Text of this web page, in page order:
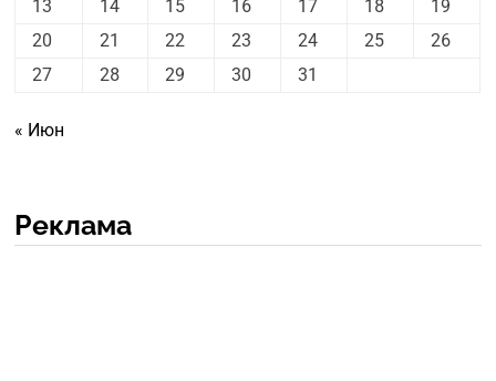
13
14 15 16 17 18
19
20
21 22 23 24 25
26
27
28 29 30 31
« Июн
Реклама